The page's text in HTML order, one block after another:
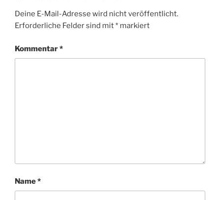
Deine E-Mail-Adresse wird nicht veröffentlicht.
Erforderliche Felder sind mit* markiert
Kommentar*
Name*